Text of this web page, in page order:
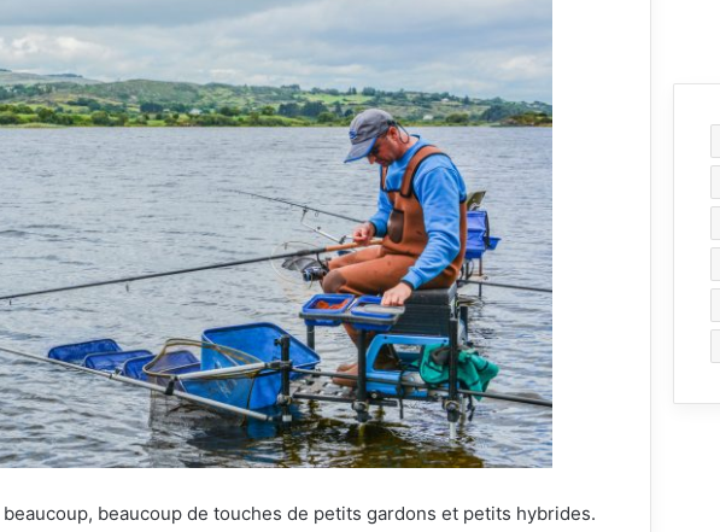
beaucoup de touches de petits gardons et petits hybrides.